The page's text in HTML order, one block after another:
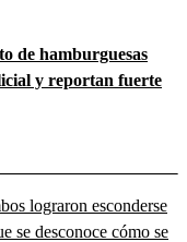
de hamburguesas
y reportan fuerte
lograron esconderse
se desconoce cómo se